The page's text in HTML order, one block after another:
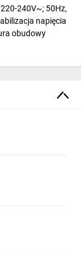
240V~; 50Hz,
napięcia
obudowy